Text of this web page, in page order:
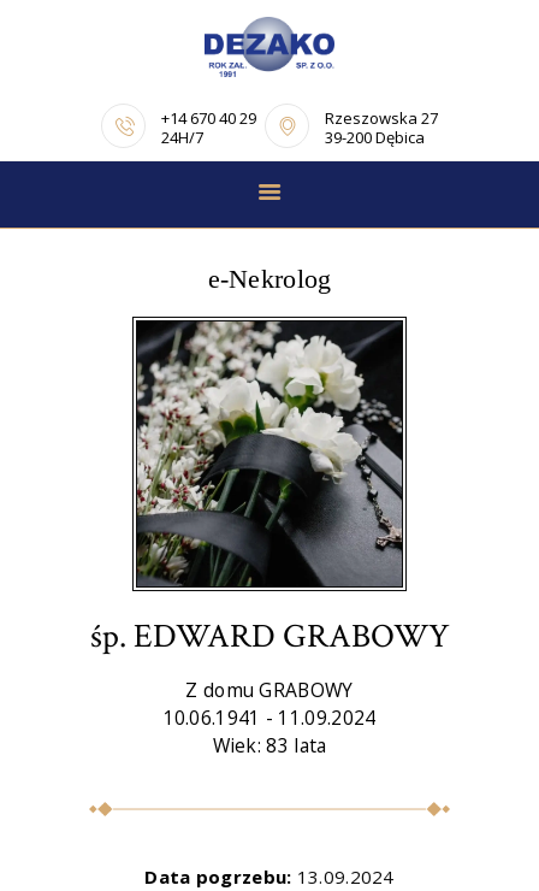
+14 670 40 29
24H/7
Rzeszowska 27
39-200 Dębica
STRONA GŁÓWNA
OFERTA
PORADNIK
POGRZEBOWY
OPINIE
KONTAKT
e-Nekrolog
śp. EDWARD GRABOWY
Z domu GRABOWY
10.06.1941 - 11.09.2024
Wiek: 83 lata
Data pogrzebu: 13.09.2024